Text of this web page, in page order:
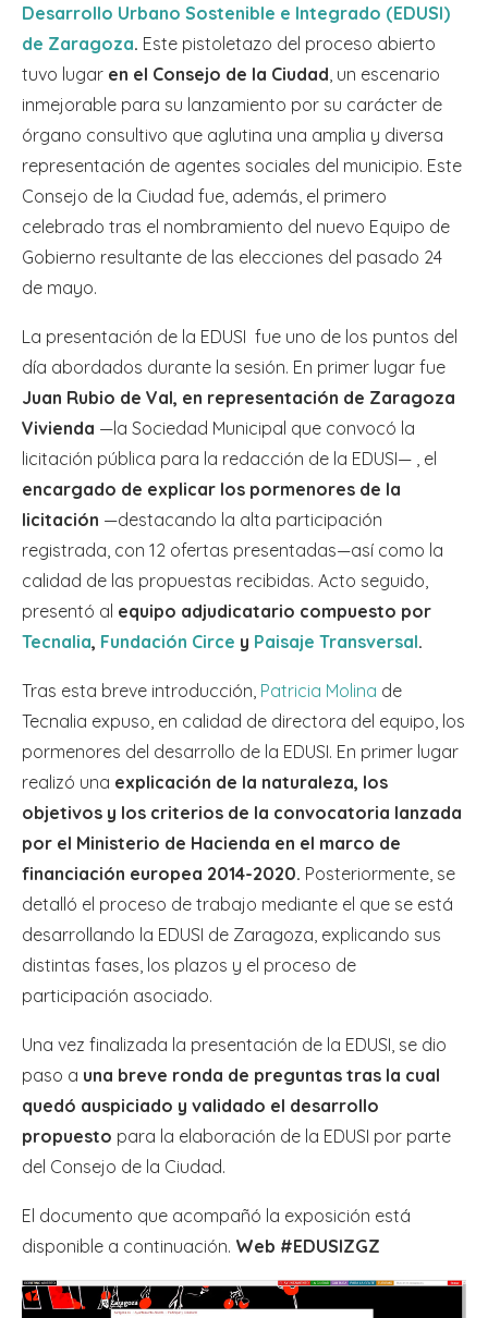
Desarrollo Urbano Sostenible e Integrado (EDUSI)
de Zaragoza. Este pistoletazo del proceso abierto
tuvo lugar en el Consejo de la Ciudad , un escenario
inmejorable para su lanzamiento por su carácter de
órgano consultivo que aglutina una amplia y diversa
representación de agentes sociales del municipio. Este
Consejo de la Ciudad fue, además, el primero
celebrado tras el nombramiento del nuevo Equipo de
Gobierno resultante de las elecciones del pasado 24
de mayo.
La presentación de la EDUSI fue uno de los puntos del
día abordados durante la sesión. En primer lugar fue
Juan Rubio de Val, en representación de Zaragoza
Vivienda —la Sociedad Municipal que convocó la
licitación pública para la redacción de la EDUSI— , el
encargado de explicar los pormenores de la
licitación —destacando la alta participación
registrada, con 12 ofertas presentadas—así como la
calidad de las propuestas recibidas. Acto seguido,
presentó al equipo adjudicatario compuesto por
Tecnalia, Fundación Circe y Paisaje Transversal.
Tras esta breve introducción, Patricia Molina de
Tecnalia expuso, en calidad de directora del equipo, los
pormenores del desarrollo de la EDUSI. En primer lugar
realizó una explicación de la naturaleza, los
objetivos y los criterios de la convocatoria lanzada
por el Ministerio de Hacienda en el marco de
financiación europea 2014-2020. Posteriormente, se
detalló el proceso de trabajo mediante el que se está
desarrollando la EDUSI de Zaragoza, explicando sus
distintas fases, los plazos y el proceso de
participación asociado.
Una vez finalizada la presentación de la EDUSI, se dio
paso a una breve ronda de preguntas tras la cual
quedó auspiciado y validado el desarrollo
propuesto para la elaboración de la EDUSI por parte
del Consejo de la Ciudad.
El documento que acompañó la exposición está
disponible a continuación. Web #EDUSIZGZ